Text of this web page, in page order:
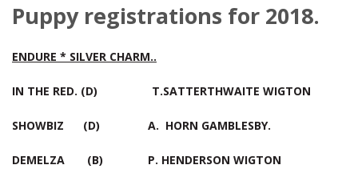
Puppy registrations for 2018.
ENDURE * SILVER CHARM..
IN THE RED. (D) T.SATTERTHWAITE WIGTON
SHOWBIZ (D) A. HORN GAMBLESBY.
DEMELZA (B) P. HENDERSON WIGTON